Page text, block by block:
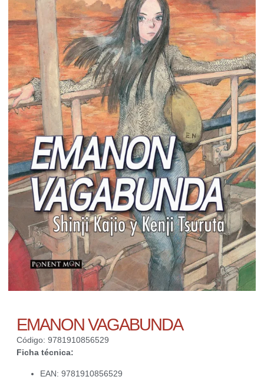
EMANON VAGABUNDA
Código: 9781910856529
Ficha técnica:
EAN: 9781910856529